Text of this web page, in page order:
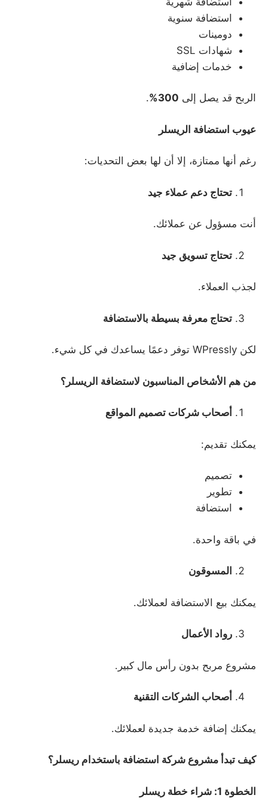
استضافة سنوية
دومينات
شهادات SSL
خدمات إضافية
الربح قد يصل إلى 300%
.
عيوب استضافة الريسلر
رغم أنها ممتازة، إلا أن لها بعض التحديات:
تحتاج دعم عملاء جيد
أنت مسؤول عن عملائك.
تحتاج تسويق جيد
لجذب العملاء.
تحتاج معرفة بسيطة بالاستضافة
لكن WPressly توفر دعمًا يساعدك في كل شيء.
من هم الأشخاص المناسبون لاستضافة الريسلر؟
أصحاب شركات تصميم المواقع
يمكنك تقديم:
تصميم
تطوير
استضافة
في باقة واحدة.
المسوقون
يمكنك بيع الاستضافة لعملائك.
رواد الأعمال
مشروع مربح بدون رأس مال كبير.
أصحاب الشركات التقنية
يمكنك إضافة خدمة جديدة لعملائك.
كيف تبدأ مشروع شركة استضافة باستخدام ريسلر؟
الخطوة 1: شراء خطة ريسلر